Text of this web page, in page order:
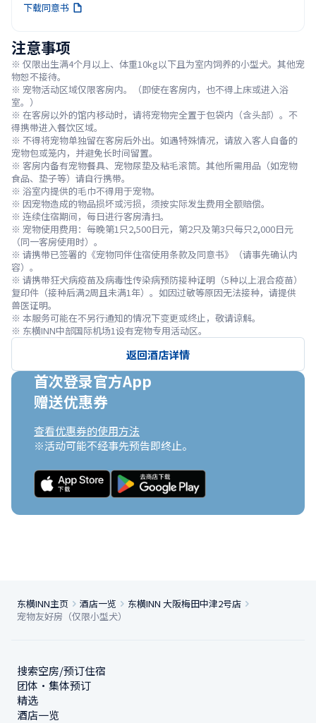
下载同意书
注意事项
※ 仅限出生满4个月以上、体重10kg以下且为室内饲养的小型犬。其他宠
物恕不接待。
※ 宠物活动区域仅限客房内。（即使在客房内，也不得上床或进入浴
室。）
※ 在客房以外的馆内移动时，请将宠物完全置于包袋内（含头部）。不
得携带进入餐饮区域。
※ 不得将宠物单独留在客房后外出。如遇特殊情况，请放入客人自备的
宠物包或笼内，并避免长时间留置。
※ 客房内备有宠物餐具、宠物尿垫及粘毛滚筒。其他所需用品（如宠物
食品、垫子等）请自行携带。
※ 浴室内提供的毛巾不得用于宠物。
※ 因宠物造成的物品损坏或污损，须按实际发生费用全额赔偿。
※ 连续住宿期间，每日进行客房清扫。
※ 宠物使用费用：每晚第1只2,500日元，第2只及第3只每只2,000日元
（同一客房使用时）。
※ 请携带已签署的《宠物同伴住宿使用条款及同意书》（请事先确认内
容）。
※ 请携带狂犬病疫苗及病毒性传染病预防接种证明（5种以上混合疫苗）
复印件（接种后满2周且未满1年）。如因过敏等原因无法接种，请提供
兽医证明。
※ 本服务可能在不另行通知的情况下变更或终止，敬请谅解。
※ 东横INN中部国际机场1设有宠物专用活动区。
返回酒店详情
首次登录官方App
赠送优惠券
查看优惠券的使用方法
※活动可能不经事先预告即终止。
东横INN主页 酒店一览
东横INN 大阪梅田中津2号店
宠物友好房（仅限小型犬）
搜索空房/预订住宿
团体・集体预订
精选
酒店一览